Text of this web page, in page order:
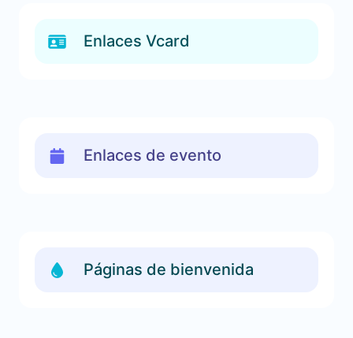
Enlaces Vcard
Enlaces de evento
Páginas de bienvenida